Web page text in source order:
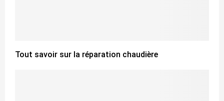
Tout savoir sur la réparation chaudière